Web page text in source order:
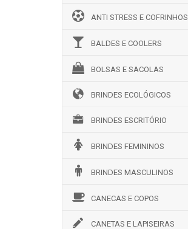
ANTI STRESS E COFRINHOS
BALDES E COOLERS
BOLSAS E SACOLAS
BRINDES ECOLÓGICOS
BRINDES ESCRITÓRIO
BRINDES FEMININOS
BRINDES MASCULINOS
CANECAS E COPOS
CANETAS E LAPISEIRAS